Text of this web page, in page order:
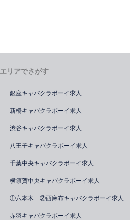
エリアでさがす
銀座キャバクラボーイ求人
新橋キャバクラボーイ求人
渋谷キャバクラボーイ求人
八王子キャバクラボーイ求人
千葉中央キャバクラボーイ求人
横須賀中央キャバクラボーイ求人
①六本木 ②西麻布キャバクラボーイ求人
赤羽キャバクラボーイ求人